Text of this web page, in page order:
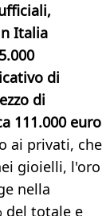
Italia
di
di
111.000 euro
ai privati, che
gioielli, l'oro
nella
del totale e